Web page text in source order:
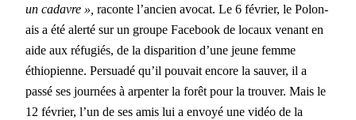
un cadavre », racon­te l’ancien avo­cat. Le 6 févri­er, le Polon­
ais a été alerté sur un groupe Face­book de locaux venant en
aide aux réfugiés, de la dis­pari­tion d’une jeune femme
éthiopi­enne. Per­suadé qu’il pou­vait encore la sauver, il a
passé ses journées à arpen­ter la forêt pour la trou­ver. Mais le
12 févri­er, l’un de ses amis lui a envoyé une vidéo de la